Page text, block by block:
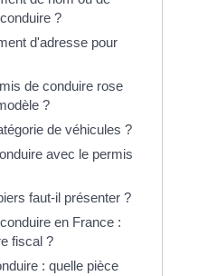
?
d'adresse pour
de conduire rose
?
de véhicules ?
avec le permis
faut-il présenter ?
en France :
fiscal ?
: quelle pièce